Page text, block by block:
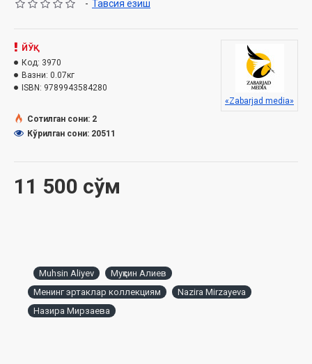
- Тавсия ёзиш
11 500 сўм
ЙЎҚ
Код: 3970
Вазни: 0.07кг
ISBN: 9789943584280‎
«Zabarjad media»
Сотилган сони: 2
Кўрилган сони: 20511
Muhsin Aliyev
Муҳсин Алиев
Менинг эртаклар коллекциям
Nazira Mirzayeva
Назира Мирзаева